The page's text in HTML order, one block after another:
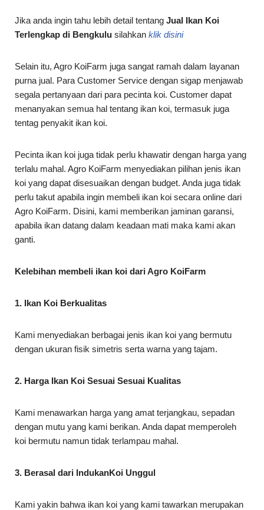
Jika anda ingin tahu lebih detail tentang Jual Ikan Koi
Terlengkap di Bengkulu silahkan klik disini
Selain itu, Agro KoiFarm juga sangat ramah dalam layanan
purna jual. Para Customer Service dengan sigap menjawab
segala pertanyaan dari para pecinta koi. Customer dapat
menanyakan semua hal tentang ikan koi, termasuk juga
tentag penyakit ikan koi.
Pecinta ikan koi juga tidak perlu khawatir dengan harga yang
terlalu mahal. Agro KoiFarm menyediakan pilihan jenis ikan
koi yang dapat disesuaikan dengan budget. Anda juga tidak
perlu takut apabila ingin membeli ikan koi secara online dari
Agro KoiFarm. Disini, kami memberikan jaminan garansi,
apabila ikan datang dalam keadaan mati maka kami akan
ganti.
Kelebihan membeli ikan koi dari Agro KoiFarm
1. Ikan Koi Berkualitas
Kami menyediakan berbagai jenis ikan koi yang bermutu
dengan ukuran fisik simetris serta warna yang tajam.
2. Harga Ikan Koi Sesuai Sesuai Kualitas
Kami menawarkan harga yang amat terjangkau, sepadan
dengan mutu yang kami berikan. Anda dapat memperoleh
koi bermutu namun tidak terlampau mahal.
3. Berasal dari IndukanKoi Unggul
Kami yakin bahwa ikan koi yang kami tawarkan merupakan